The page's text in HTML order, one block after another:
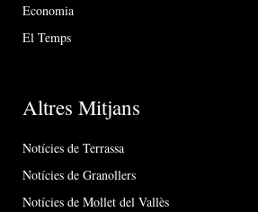
Economia
El Temps
Altres Mitjans
Notícies de Terrassa
Notícies de Granollers
Notícies de Mollet del Vallès